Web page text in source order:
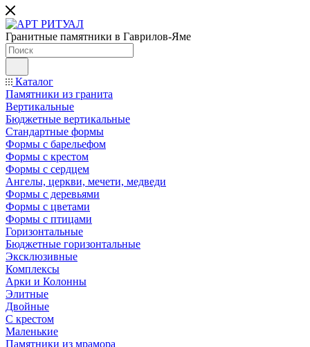
Гранитные памятники в Гаврилов-Яме
Каталог
Памятники из гранита
Вертикальные
Бюджетные вертикальные
Стандартные формы
Формы с барельефом
Формы с крестом
Формы с сердцем
Ангелы, церкви, мечети, медведи
Формы с деревьями
Формы с цветами
Формы с птицами
Горизонтальные
Бюджетные горизонтальные
Эксклюзивные
Комплексы
Арки и Колонны
Элитные
Двойные
С крестом
Маленькие
Памятники из мрамора